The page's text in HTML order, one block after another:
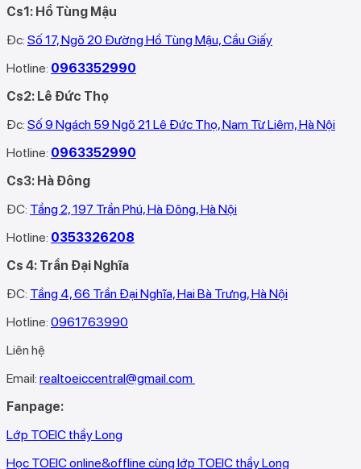
Cs1: Hồ Tùng Mậu
Đc: Số 17, Ngõ 20 Đường Hồ Tùng Mậu, Cầu Giấy
Hotline: 0963352990
Cs2: Lê Đức Thọ
Đc: Số 9 Ngách 59 Ngõ 21 Lê Đức Thọ, Nam Từ Liêm, Hà Nội
Hotline: 0963352990
Cs3: Hà Đông
ĐC: Tầng 2, 197 Trần Phú, Hà Đông, Hà Nội
Hotline: 0353326208‬
Cs 4: Trần Đại Nghĩa
ĐC: Tầng 4, 66 Trần Đại Nghĩa, Hai Bà Trưng, Hà Nội
Hotline: 0961763990
Liên hệ
Email: realtoeiccentral@gmail.com
Fanpage:
Lớp TOEIC thầy Long
Học TOEIC online&offline cùng lớp TOEIC thầy Long